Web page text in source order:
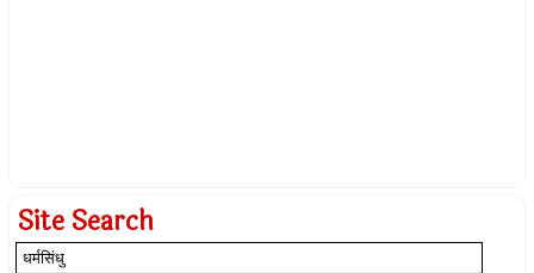
Site Search